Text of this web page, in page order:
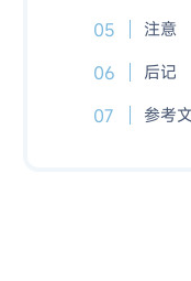
注意
后记
参考